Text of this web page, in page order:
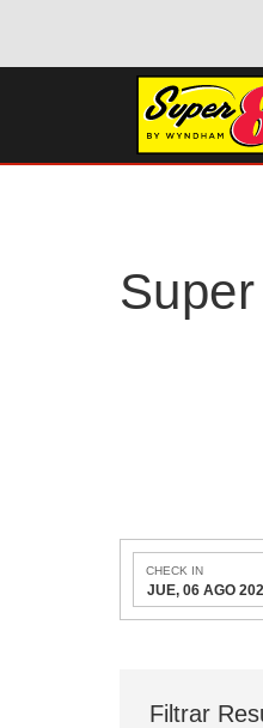
de Wyndham, además, gana puntos
CHECK IN
JUE, 06 AGO
Filtrar